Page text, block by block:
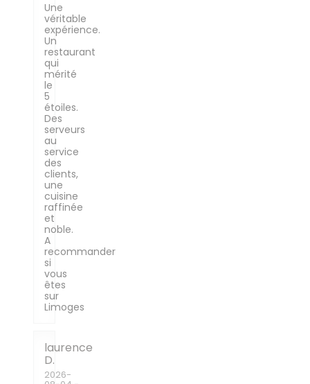
Une
véritable
expérience.
Un
restaurant
qui
mérité
le
5
étoiles.
Des
serveurs
au
service
des
clients,
une
cuisine
raffinée
et
noble.
A
recommander
si
vous
êtes
sur
Limoges
laurence
D
2026-